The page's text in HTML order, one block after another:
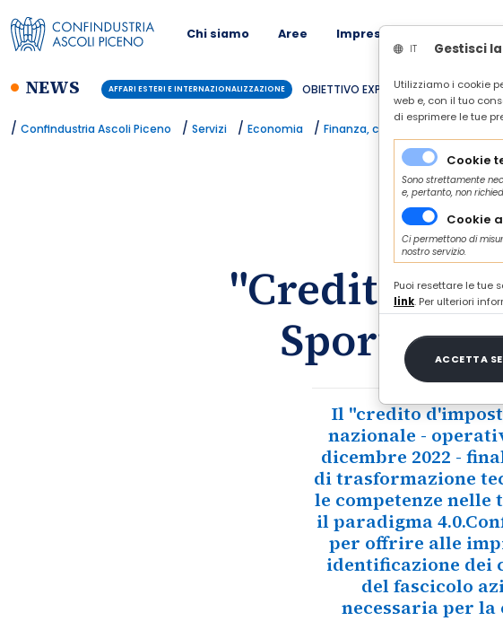
Chi siamo Aree Imprese
NEWS AFFARI ESTERI E INTERNAZIONALIZZAZIONE OBIETTIVO EXPORT: IMPRESE E
/ Confindustria Ascoli Piceno / Servizi / Economia / Finanza, credito e incentivi
"Credito
Sportello
Il "credito
nazionale -
dicembre 2022 -
di trasformazione
le competenze
il paradigma
per offrire alle
identificazione dei
del fascicolo
necessaria per
IT Gestisci
Utilizziamo i cookie
web e, con il tuo
di esprimere le tue
Cookie
Sono strettamente
e, pertanto, non
Cookie
Ci permettono di
nostro servizio.
Puoi resettare le tue
link. Per ulteriori
ACCETTA